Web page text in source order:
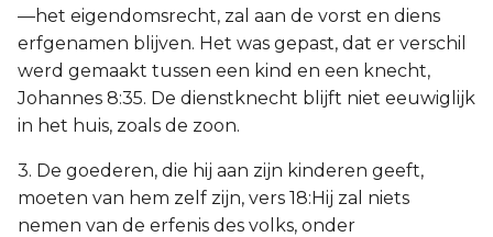
—het eigendomsrecht, zal aan de vorst en diens
erfgenamen blijven. Het was gepast, dat er verschil
werd gemaakt tussen een kind en een knecht,
Johannes 8:35. De dienstknecht blijft niet eeuwiglijk
in het huis, zoals de zoon.
3. De goederen, die hij aan zijn kinderen geeft,
moeten van hem zelf zijn, vers 18:Hij zal niets
nemen van de erfenis des volks, onder